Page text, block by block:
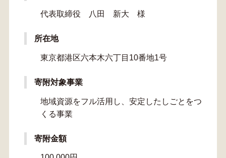
代表取締役 八田 新大 様
所在地
東京都港区六本木六丁目10番地1号
寄附対象事業
地域資源をフル活用し、安定したしごとをつ
くる事業
寄附金額